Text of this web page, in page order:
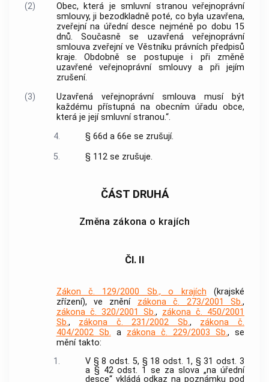
(2)
Obec, která je smluvní stranou veřejnoprávní
smlouvy, ji bezodkladně poté, co byla uzavřena,
zveřejní na úřední desce nejméně po dobu 15
dnů. Současně se uzavřená veřejnoprávní
smlouva zveřejní ve Věstníku právních předpisů
kraje. Obdobně se postupuje i při změně
uzavřené veřejnoprávní smlouvy a při jejím
zrušení.
(3)
Uzavřená veřejnoprávní smlouva musí být
každému přístupná na obecním úřadu obce,
která je její smluvní stranou.“.
4.
§ 66d a 66e se zrušují.
5.
§ 112 se zrušuje.
ČÁST DRUHÁ
Změna zákona o krajích
Čl. II
Zákon č. 129/2000 Sb., o krajích (krajské
zřízení), ve znění zákona č. 273/2001 Sb.,
zákona č. 320/2001 Sb., zákona č. 450/2001
Sb., zákona č. 231/2002 Sb., zákona č.
404/2002 Sb. a zákona č. 229/2003 Sb., se
mění takto:
1.
V § 8 odst. 5, § 18 odst. 1, § 31 odst. 3
a § 42 odst. 1 se za slova „na úřední
desce“ vkládá odkaz na poznámku pod